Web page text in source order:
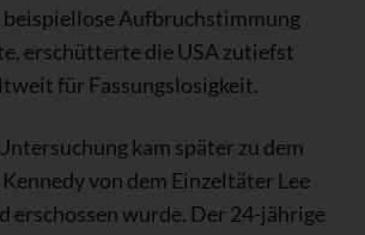
beispiellose Aufbruchstimmung
erschütterte die USA zutiefst
für Fassungslosigkeit.
kam später zu dem
Kennedy von dem Einzeltäter Lee
erschossen wurde. Der 24-jährige